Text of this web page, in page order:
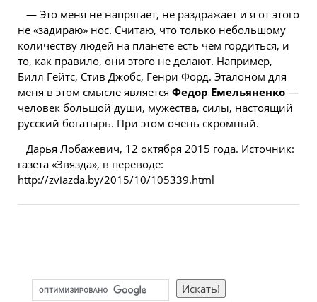
— Это меня не напрягает, не раздражает и я от этого
не «задираю» нос. Считаю, что только небольшому
количеству людей на планете есть чем гордиться, и
то, как правило, они этого не делают. Например,
Билл Гейтс, Стив Джобс, Генри Форд. Эталоном для
меня в этом смысле является Федор Емельяненко —
человек большой души, мужества, силы, настоящий
русский богатырь. При этом очень скромный.
Дарья Лобажевич, 12 октября 2015 года. Источник:
газета «Звязда», в переводе:
http://zviazda.by/2015/10/105339.html